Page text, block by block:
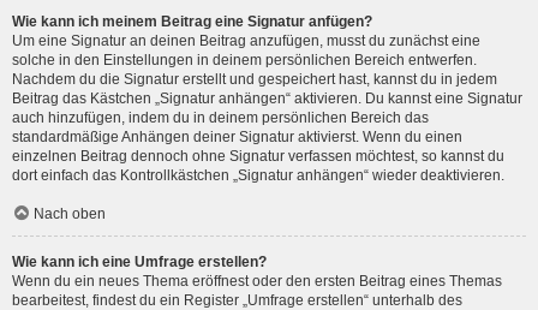
Wie kann ich meinem Beitrag eine Signatur anfügen?
Um eine Signatur an deinen Beitrag anzufügen, musst du zunächst eine
solche in den Einstellungen in deinem persönlichen Bereich entwerfen.
Nachdem du die Signatur erstellt und gespeichert hast, kannst du in jedem
Beitrag das Kästchen „Signatur anhängen“ aktivieren. Du kannst eine Signatur
auch hinzufügen, indem du in deinem persönlichen Bereich das
standardmäßige Anhängen deiner Signatur aktivierst. Wenn du einen
einzelnen Beitrag dennoch ohne Signatur verfassen möchtest, so kannst du
dort einfach das Kontrollkästchen „Signatur anhängen“ wieder deaktivieren.
Nach oben
Wie kann ich eine Umfrage erstellen?
Wenn du ein neues Thema eröffnest oder den ersten Beitrag eines Themas
bearbeitest, findest du ein Register „Umfrage erstellen“ unterhalb des